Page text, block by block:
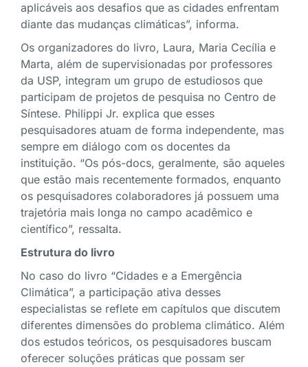
aplicáveis aos desafios que as cidades enfrentam
diante das mudanças climáticas”, informa.
Os organizadores do livro, Laura, Maria Cecília e
Marta, além de supervisionadas por professores
da USP, integram um grupo de estudiosos que
participam de projetos de pesquisa no Centro de
Síntese. Philippi Jr. explica que esses
pesquisadores atuam de forma independente, mas
sempre em diálogo com os docentes da
instituição. “Os pós-docs, geralmente, são aqueles
que estão mais recentemente formados, enquanto
os pesquisadores colaboradores já possuem uma
trajetória mais longa no campo acadêmico e
científico”, ressalta.
Estrutura do livro
No caso do livro “Cidades e a Emergência
Climática”, a participação ativa desses
especialistas se reflete em capítulos que discutem
diferentes dimensões do problema climático. Além
dos estudos teóricos, os pesquisadores buscam
oferecer soluções práticas que possam ser